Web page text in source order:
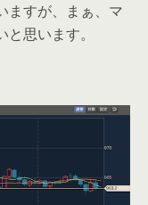
ますが、まぁ、マ
思います。